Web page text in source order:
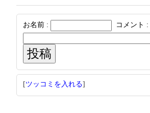
お名前 : コメント :
[ツッコミを入れる]